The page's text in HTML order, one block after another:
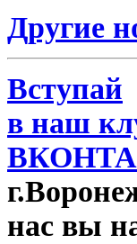
Другие
Вступай
в наш
нас вы